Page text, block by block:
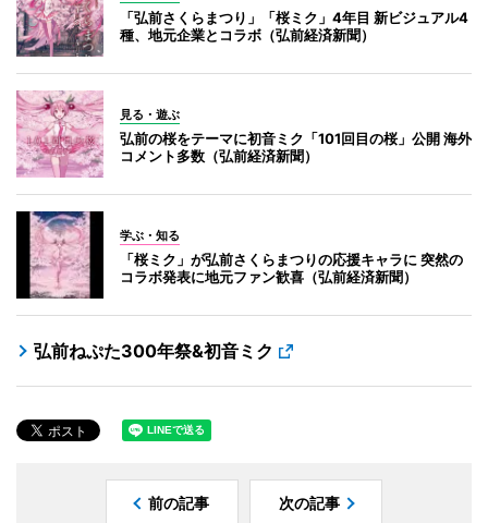
「弘前さくらまつり」「桜ミク」4年目 新ビジュアル4
種、地元企業とコラボ（弘前経済新聞）
見る・遊ぶ
弘前の桜をテーマに初音ミク「101回目の桜」公開 海外
コメント多数（弘前経済新聞）
学ぶ・知る
「桜ミク」が弘前さくらまつりの応援キャラに 突然の
コラボ発表に地元ファン歓喜（弘前経済新聞）
弘前ねぷた300年祭&初音ミク
前の記事 次の記事